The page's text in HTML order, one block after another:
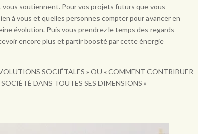
soutiennent. Pour vos projets futurs que vous
à vous et quelles personnes compter pour avancer en
évolution. Puis vous prendrez le temps des regards
encore plus et partir boosté par cette énergie
SOCIÉTALES » OU « COMMENT CONTRIBUER
DANS TOUTES SES DIMENSIONS »